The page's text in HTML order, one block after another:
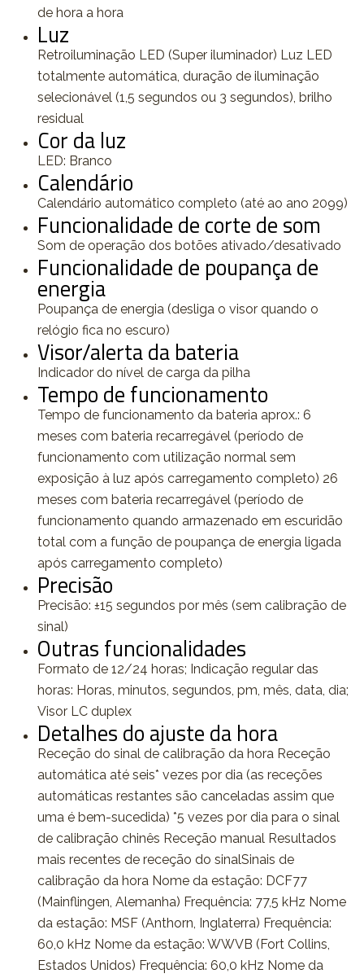
de hora a hora
Luz
Retroiluminação LED (Super iluminador) Luz LED
totalmente automática, duração de iluminação
selecionável (1,5 segundos ou 3 segundos), brilho
residual
Cor da luz
LED: Branco
Calendário
Calendário automático completo (até ao ano 2099)
Funcionalidade de corte de som
Som de operação dos botões ativado/desativado
Funcionalidade de poupança de
energia
Poupança de energia (desliga o visor quando o
relógio fica no escuro)
Visor/alerta da bateria
Indicador do nível de carga da pilha
Tempo de funcionamento
Tempo de funcionamento da bateria aprox.: 6
meses com bateria recarregável (período de
funcionamento com utilização normal sem
exposição à luz após carregamento completo) 26
meses com bateria recarregável (período de
funcionamento quando armazenado em escuridão
total com a função de poupança de energia ligada
após carregamento completo)
Precisão
Precisão: ±15 segundos por mês (sem calibração de
sinal)
Outras funcionalidades
Formato de 12/24 horas; Indicação regular das
horas: Horas, minutos, segundos, pm, mês, data, dia;
Visor LC duplex
Detalhes do ajuste da hora
Receção do sinal de calibração da hora Receção
automática até seis* vezes por dia (as receções
automáticas restantes são canceladas assim que
uma é bem-sucedida) *5 vezes por dia para o sinal
de calibração chinês Receção manual Resultados
mais recentes de receção do sinalSinais de
calibração da hora Nome da estação: DCF77
(Mainflingen, Alemanha) Frequência: 77,5 kHz Nome
da estação: MSF (Anthorn, Inglaterra) Frequência:
60,0 kHz Nome da estação: WWVB (Fort Collins,
Estados Unidos) Frequência: 60,0 kHz Nome da